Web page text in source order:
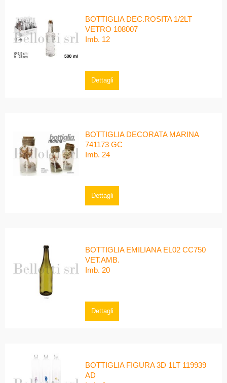
BOTTIGLIA DEC.ROSITA 1/2LT
VETRO 108007
Imb. 12
Dettagli
BOTTIGLIA DECORATA MARINA
741173 GC
Imb. 24
Dettagli
BOTTIGLIA EMILIANA EL02 CC750
VET.AMB.
Imb. 20
Dettagli
BOTTIGLIA FIGURA 3D 1LT 119939
AD